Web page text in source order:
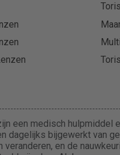
een medisch hulpmiddel
dagelijks bijgewerkt van
veranderen, en de